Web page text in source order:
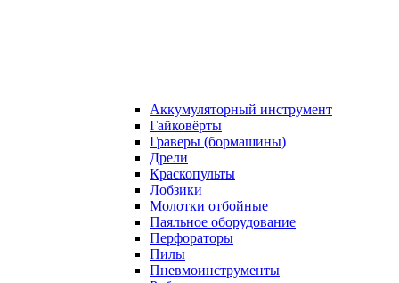
Аккумуляторный инструмент
Гайковёрты
Граверы (бормашины)
Дрели
Краскопульты
Лобзики
Молотки отбойные
Паяльное оборудование
Перфораторы
Пилы
Пневмоинструменты